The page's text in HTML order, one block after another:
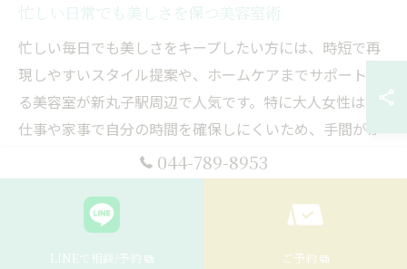
忙しい日常でも美しさを保つ美容室術
忙しい毎日でも美しさをキープしたい方には、時短で再
現しやすいスタイル提案や、ホームケアまでサポートす
る美容室が新丸子駅周辺で人気です。特に大人女性は、
仕事や家事で自分の時間を確保しにくいため、手間がか
からず美しさが持続する工夫が重要になります。
たとえば、まとまりやすいカットや、持ちの良いトリー
トメント、簡単なスタイリング方法のアドバイスなどが
044-789-8953
LINEで相談/予約 ご予約